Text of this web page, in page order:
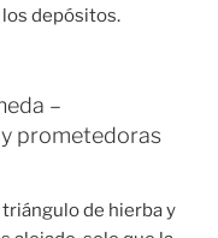
depósitos.
–
prometedoras
de hierba y